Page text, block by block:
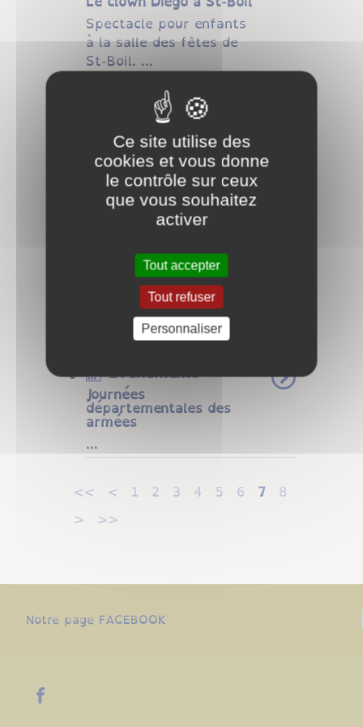
Spectacle pour enfants
à la salle des fêtes de
St-Boil. ...
Événements
Spectacles espace
culturel Louis Aragon
Saint Vallier
...
Événements
BUCKING RANCH à
Événements
Solidarité Ukraine
Événements
Journées
départementales des
armées
...
<< < 1 2 3 4 5 6 7
8
>
>>
Notre page FACEBOOK
Ce site utilise des
cookies et vous donne
le contrôle sur ceux
que vous souhaitez
activer
Tout accepter
Tout refuser
Personnaliser